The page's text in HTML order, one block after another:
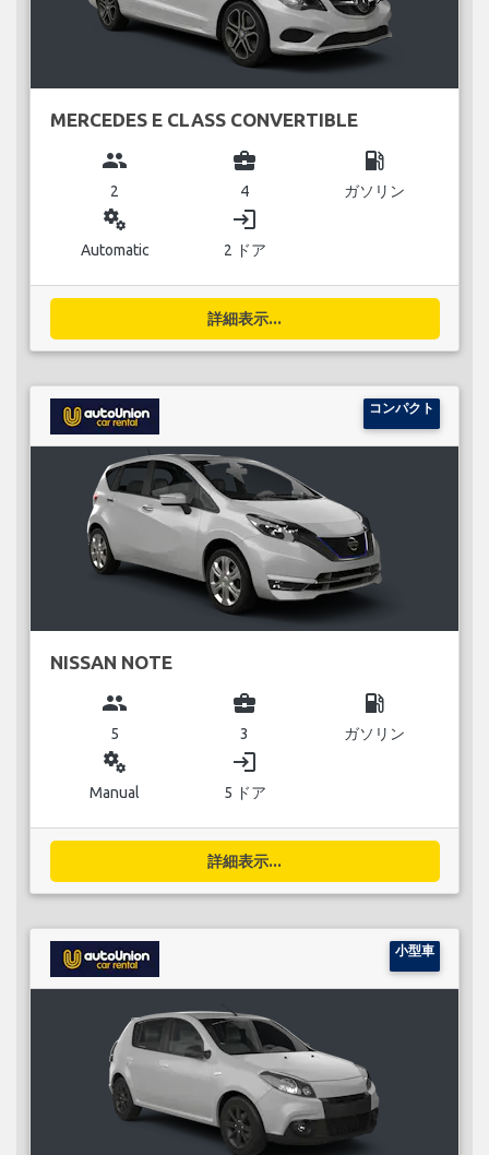
MERCEDES E CLASS CONVERTIBLE
group
2
business_center
4
local_gas_station
ガソリン
miscellaneous_services
Automatic
login
2 ドア
詳細表示...
コンパクト
NISSAN NOTE
group
5
business_center
3
local_gas_station
ガソリン
miscellaneous_services
Manual
login
5 ドア
詳細表示...
小型車